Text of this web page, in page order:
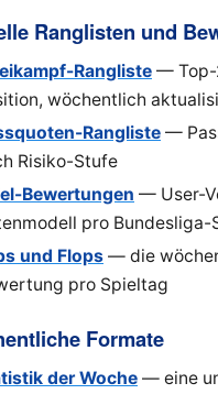
Ranglisten und
Rangliste — Top-
wöchentlich
Rangliste —
Risiko-Stufe
Bewertungen — User-
pro Bundesliga-
und Flops — die
pro Spieltag
Formate
der Woche — eine